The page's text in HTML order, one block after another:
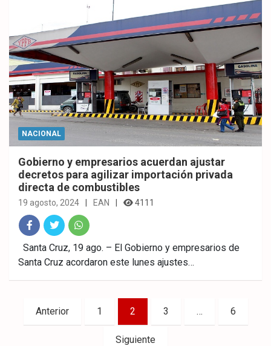
NACIONAL
Gobierno y empresarios acuerdan ajustar
decretos para agilizar importación privada
directa de combustibles
19 agosto, 2024 EAN 4111
Fac
ebo
Twitt
er
What
sAp
Santa Cruz, 19 ago. – El Gobierno y empresarios de
Santa Cruz acordaron este lunes ajustes…
Paginación
de
Anterior 1 2 3 … 6
Siguiente